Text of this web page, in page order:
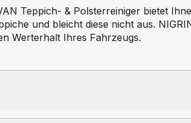
Teppich- & Polsterreiniger bietet
und bleicht diese nicht aus.
Werterhalt Ihres Fahrzeugs.